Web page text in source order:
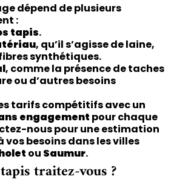
dépend de plusieurs
:
tapis.
, qu’il s’agisse de laine,
synthétiques.
, comme la présence de taches
ou d’autres besoins
tarifs compétitifs avec un
engagement pour chaque
nous pour une estimation
besoins dans les villes
ou Saumur.
traitez-vous ?